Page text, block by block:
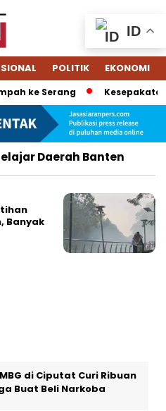
POLITIK EKONOMI
ke Serang
Daerah Banten
Banyak
di Ciputat Curi Ribuan
Buat Beli Narkoba
ID